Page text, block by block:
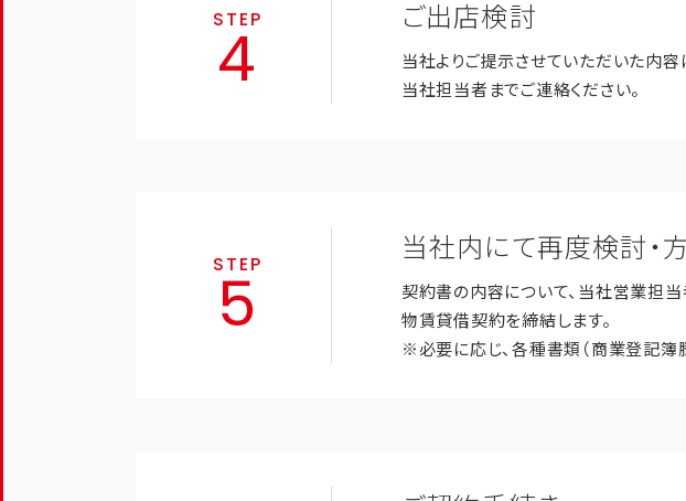
STEP ご出店検討
当社よりご提示させていただいた内容
当社担当者までご連絡ください。
STEP 当社内にて再度検討・
契約書の内容について、当社営業担
物賃貸借契約を締結します。
※必要に応じ、各種書類（商業登記簿